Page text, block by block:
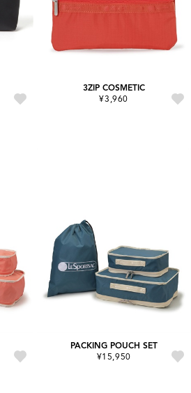
3ZIP COSMETIC
¥3,960
PACKING POUCH SET
¥15,950